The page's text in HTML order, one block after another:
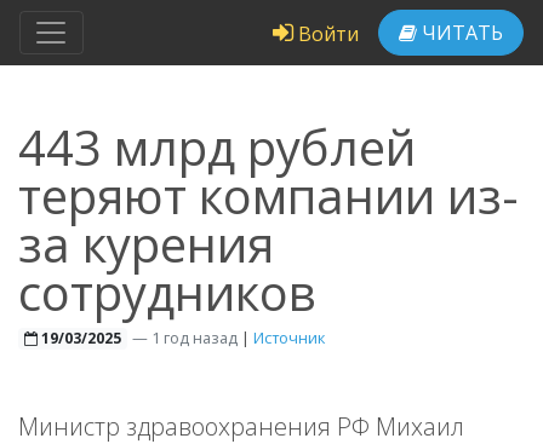
Войти ЧИТАТЬ
443 млрд рублей
теряют компании из-
за курения
сотрудников
19/03/2025 —1 год назад | Источник
Министр здравоохранения РФ Михаил